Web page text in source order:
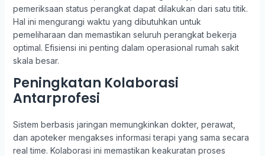
pemeriksaan status perangkat dapat dilakukan dari satu titik.
Hal ini mengurangi waktu yang dibutuhkan untuk
pemeliharaan dan memastikan seluruh perangkat bekerja
optimal. Efisiensi ini penting dalam operasional rumah sakit
skala besar.
Peningkatan Kolaborasi
Antarprofesi
Sistem berbasis jaringan memungkinkan dokter, perawat,
dan apoteker mengakses informasi terapi yang sama secara
real time. Kolaborasi ini memastikan keakuratan proses